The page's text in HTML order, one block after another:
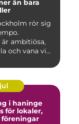
rör sig
är ambitiösa,
och vana vi...
i haninge
för lokaler,